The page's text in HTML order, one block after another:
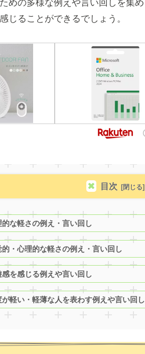
めの多様な例えや言い回しを集
じることができるでしょう。
目次
的な軽さの例え・言い回し
的・心理的な軽さの例え・言い回し
感を感じる例えや言い回し
が軽い・軽薄な人を表わす例えや言い回し